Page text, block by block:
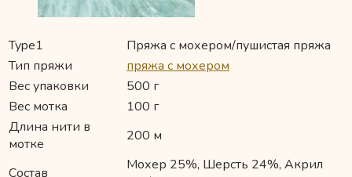
Type1
Пряжа с мохером/пушистая пряжа
Тип пряжи
пряжа с мохером
Вес упаковки
500 г
Вес мотка
100 г
Длина нити в
мотке
200 м
Состав
Мохер 25%, Шерсть 24%, Акрил